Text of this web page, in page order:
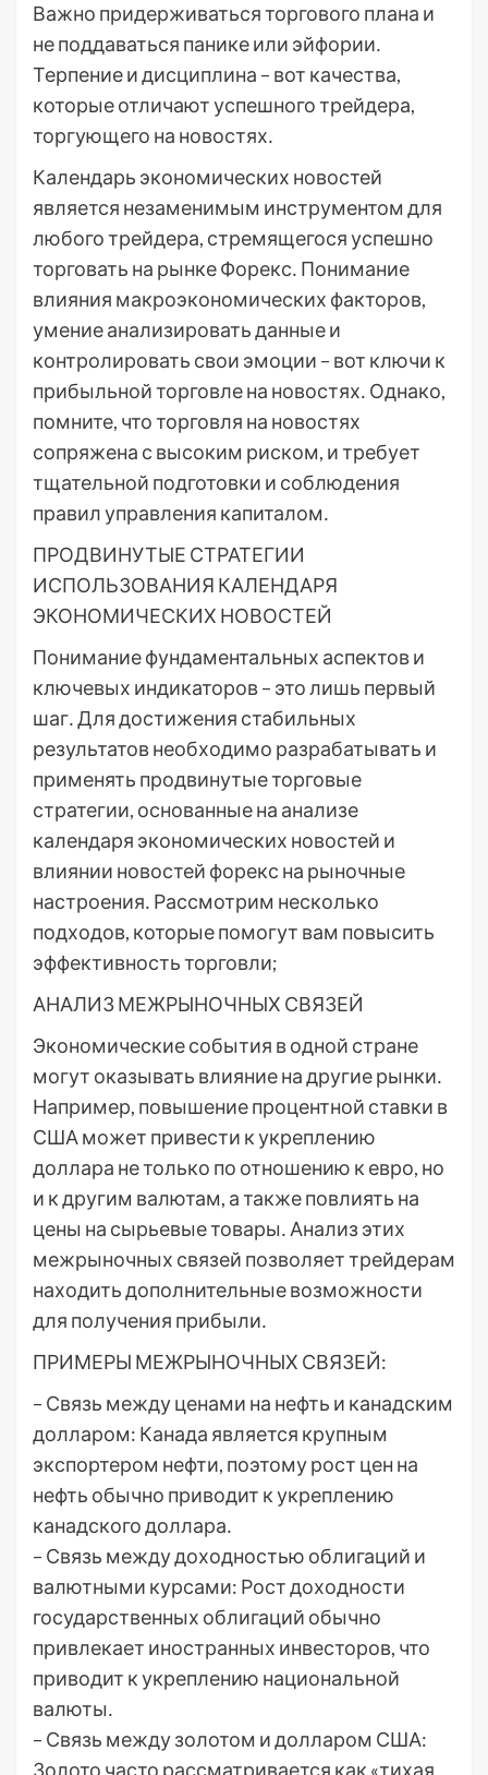
Важно придерживаться торгового плана и
не поддаваться панике или эйфории․
Терпение и дисциплина – вот качества,
которые отличают успешного трейдера,
торгующего на новостях․
Календарь экономических новостей
является незаменимым инструментом для
любого трейдера, стремящегося успешно
торговать на рынке Форекс․ Понимание
влияния макроэкономических факторов,
умение анализировать данные и
контролировать свои эмоции – вот ключи к
прибыльной торговле на новостях․ Однако,
помните, что торговля на новостях
сопряжена с высоким риском, и требует
тщательной подготовки и соблюдения
правил управления капиталом․
ПРОДВИНУТЫЕ СТРАТЕГИИ
ИСПОЛЬЗОВАНИЯ КАЛЕНДАРЯ
ЭКОНОМИЧЕСКИХ НОВОСТЕЙ
Понимание фундаментальных аспектов и
ключевых индикаторов – это лишь первый
шаг․ Для достижения стабильных
результатов необходимо разрабатывать и
применять продвинутые торговые
стратегии, основанные на анализе
календаря экономических новостей и
влиянии новостей форекс на рыночные
настроения․ Рассмотрим несколько
подходов, которые помогут вам повысить
эффективность торговли;
АНАЛИЗ МЕЖРЫНОЧНЫХ СВЯЗЕЙ
Экономические события в одной стране
могут оказывать влияние на другие рынки․
Например, повышение процентной ставки в
США может привести к укреплению
доллара не только по отношению к евро, но
и к другим валютам, а также повлиять на
цены на сырьевые товары․ Анализ этих
межрыночных связей позволяет трейдерам
находить дополнительные возможности
для получения прибыли․
ПРИМЕРЫ МЕЖРЫНОЧНЫХ СВЯЗЕЙ:
– Связь между ценами на нефть и канадским
долларом: Канада является крупным
экспортером нефти, поэтому рост цен на
нефть обычно приводит к укреплению
канадского доллара․
– Связь между доходностью облигаций и
валютными курсами: Рост доходности
государственных облигаций обычно
привлекает иностранных инвесторов, что
приводит к укреплению национальной
валюты․
– Связь между золотом и долларом США:
Золото часто рассматривается как «тихая